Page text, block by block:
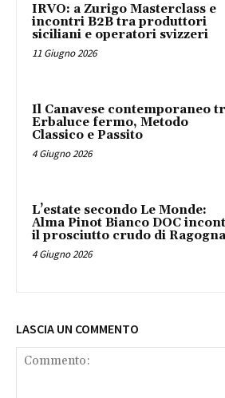
IRVO: a Zurigo Masterclass e
incontri B2B tra produttori
siciliani e operatori svizzeri
11 Giugno 2026
Il Canavese contemporaneo
Erbaluce fermo, Metodo
Classico e Passito
4 Giugno 2026
L’estate secondo Le Monde:
Alma Pinot Bianco DOC
il prosciutto crudo di Ragogna
4 Giugno 2026
LASCIA UN COMMENTO